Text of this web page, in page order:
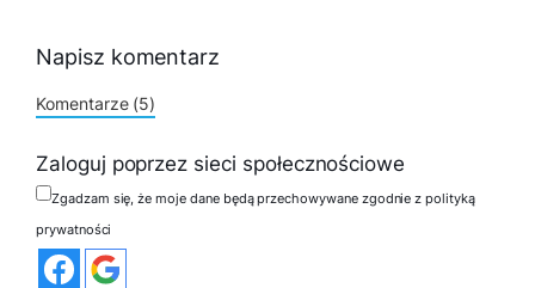
Napisz komentarz
Komentarze (5)
Zaloguj poprzez sieci społecznościowe
Zgadzam się, że moje dane będą przechowywane zgodnie z polityką
prywatności